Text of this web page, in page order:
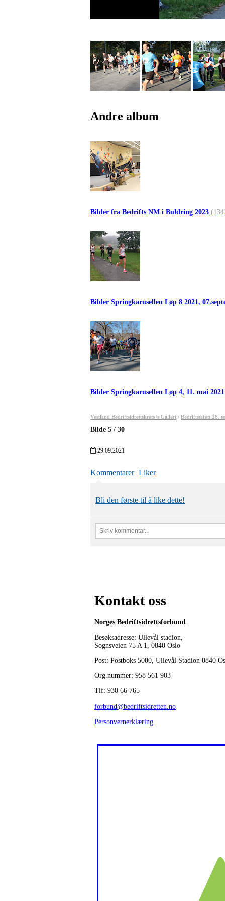
Andre album
Bilder fra Bedrifts NM i Buldring 2023
Bilder Springkarusellen Løp 8 2021,
Bilder Springkarusellen Løp 4, 11. mai
Vestland Bedriftsidrettskrets 's Galleri / Bedriftstafett 28.
Bilde 5 / 30
29.09.2021
Kommentarer Liker
Bli den første til å like dette!
Kontakt oss
Norges Bedriftsidrettsforbund
Besøksadresse: Ullevål stadion,
Sognsveien 75 A 1, 0840 Oslo
Post: Postboks 5000, Ullevål Stadion 0840
Org.nummer: 958 561 903
Tlf: 930 66 765
forbund@bedriftsidretten.no
Personvernerklæring